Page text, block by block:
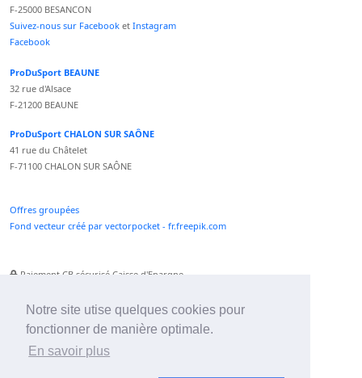
Notre site utise quelques cookies pour
fonctionner de manière optimale.
En savoir plus
F-25000 BESANCON
Suivez-nous sur Facebook et Instagram
Facebook
ProDuSport BEAUNE
32 rue d'Alsace
F-21200 BEAUNE
ProDuSport CHALON SUR SAÔNE
41 rue du Châtelet
F-71100 CHALON SUR SAÔNE
Offres groupées
Fond vecteur créé par vectorpocket - fr.freepik.com
Paiement CB sécurisé Caisse d'Epargne
Paiement Paypal accepté